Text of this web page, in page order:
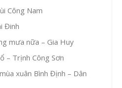
Công Nam
Đinh
mưa nữa – Gia Huy
– Trịnh Công Sơn
xuân Bình Định – Dân